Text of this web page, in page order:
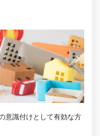
意識付けとして有効な方